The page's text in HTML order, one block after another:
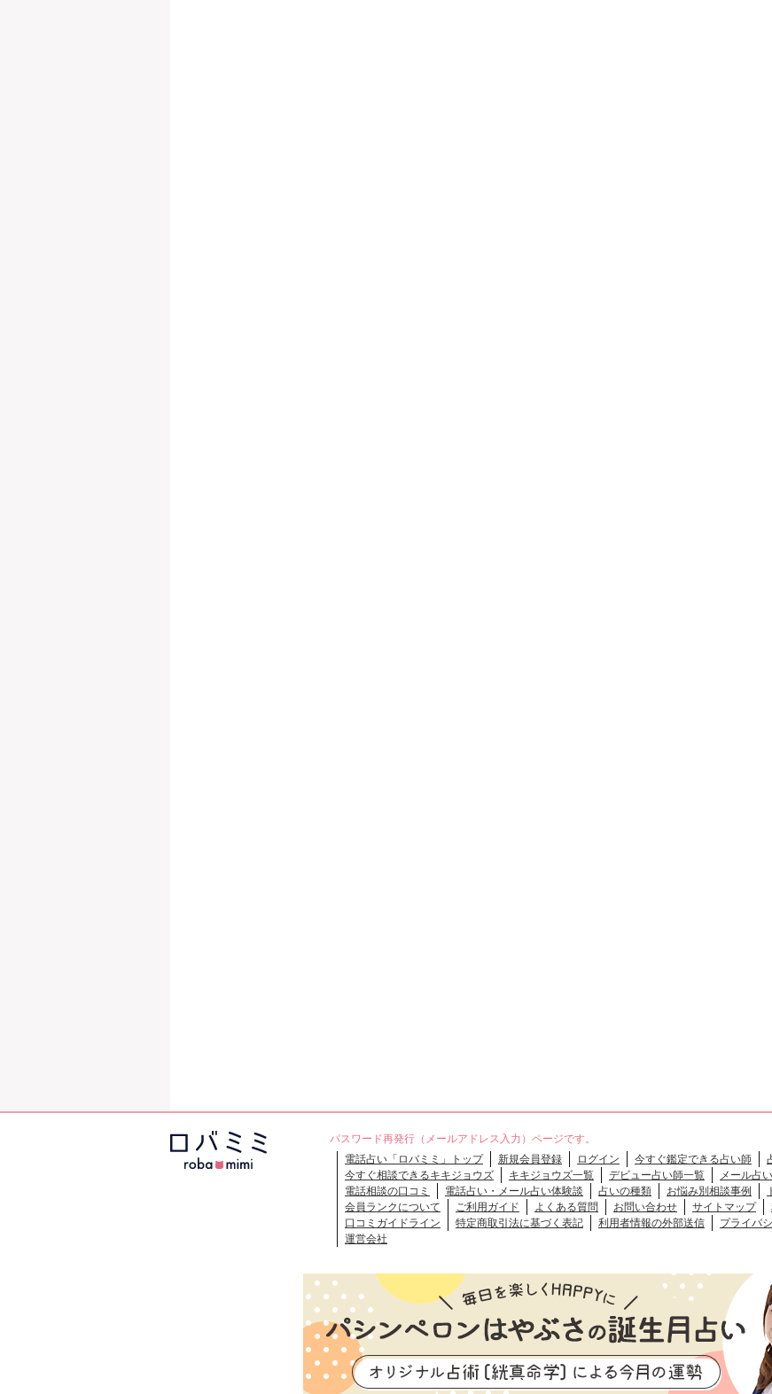
パスワード再発行（メールアドレス入力）ページです。
電話占い「ロバミミ」トップ
新規会員登録 ログイン 今すぐ鑑定できる占い師
今すぐ相談できるキキジョウズ
キキジョウズ一覧 デビュー占い師一覧 メール占
電話相談の口コミ
電話占い・メール占い体験談 占いの種類 お悩み別相談事例
会員ランクについて
ご利用ガイド よくある質問 お問い合わせ サイトマップ
口コミガイドライン
特定商取引法に基づく表記 利用者情報の外部送信 プライバ
運営会社